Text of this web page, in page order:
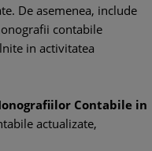
De asemenea, include
contabile
in activitatea
Contabile in
actualizate,